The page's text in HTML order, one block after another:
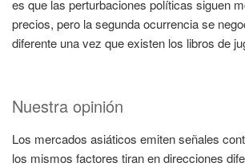
es que las perturbaciones políticas siguen
precios, pero la segunda ocurrencia se
diferente una vez que existen los libros de
Nuestra opinión
Los mercados asiáticos emiten señales
los mismos factores tiran en direcciones